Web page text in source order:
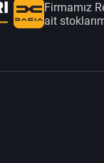
Firmamız
ait